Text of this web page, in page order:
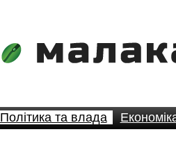
Політика та влада